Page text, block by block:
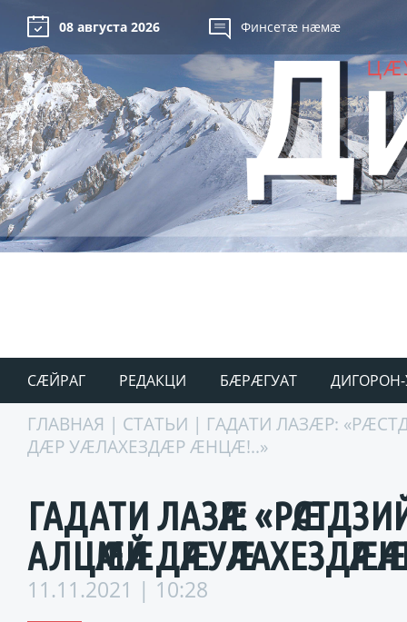
08 августа 2026 Финсетæ нæмæ
СÆЙРАГ РЕДАКЦИ БÆРÆГУАТ ДИГОРОН-
ГЛАВНАЯ | СТАТЬИ | ГАДАТИ ЛАЗӔР:
ДӔР УӔЛАХЕЗДӔР ӔНЦӔ!..»
ГАДАТИ ЛАЗӔР:
АЛЦӔМӔЙ ДӔР УӔЛАХЕЗДӔР
11.11.2021 | 10:28